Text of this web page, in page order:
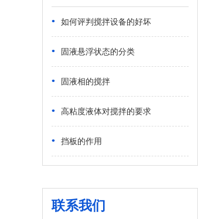
• 如何评判搅拌设备的好坏
• 固液悬浮状态的分类
• 固液相的搅拌
• 高粘度液体对搅拌的要求
• 挡板的作用
联系我们